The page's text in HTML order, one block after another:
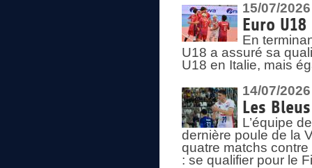
15/07/2026
Euro
En
U18 a assuré sa
U18 en Italie, mais
14/07/2026
Les
L’équipe
dernière poule de la
quatre matchs
: se qualifier pour le